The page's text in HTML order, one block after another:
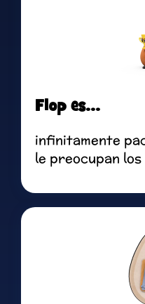
Flop es...
infinitamente
le preocupan